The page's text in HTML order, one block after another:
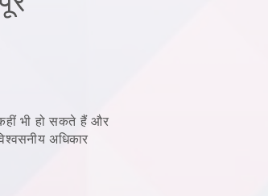
भी हो सकते हैं और
अधिकार